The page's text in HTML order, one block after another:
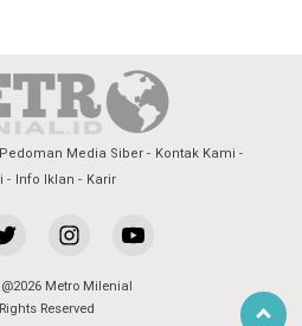
Pedoman Media Siber
Kontak Kami
Info Iklan Karir
Metro Milenial
Reserved